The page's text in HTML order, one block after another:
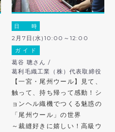
日 時
2月7日(水)10:00～12:00
ガ イ ド
葛谷 聰さん /
葛利毛織工業（株）代表取締役
【一宮・尾州ウール】見て、
触って、持ち帰って感動！シ
ョンヘル織機でつくる魅惑の
「尾州ウール」の世界
～裁縫好きに嬉しい！高級ウ